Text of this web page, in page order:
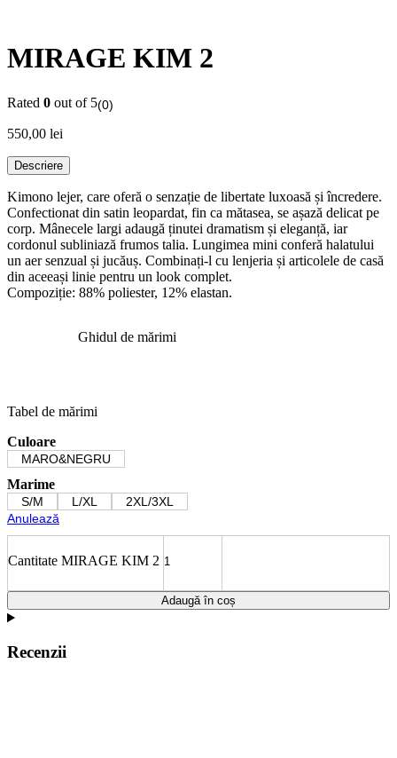
MIRAGE KIM 2
Rated 0 out of 5(0)
550,00 lei
Descriere
Kimono lejer, care oferă o senzație de libertate luxoasă și încredere.
Confectionat din satin leopardat, fin ca mătasea, se așază delicat pe
corp. Mânecele largi adaugă ținutei dramatism și eleganță, iar
cordonul subliniază frumos talia. Lungimea mini conferă halatului
un aer senzual și jucăuș. Combinați-l cu lenjeria și articolele de casă
din aceeași linie pentru un look complet.
Compoziție: 88% poliester, 12% elastan.
Ghidul de mărimi
Tabel de mărimi
Culoare
MARO&NEGRU
Marime
S/M L/XL
2XL/3XL
Anulează
Cantitate MIRAGE KIM 2
Adaugă în coș
Recenzii